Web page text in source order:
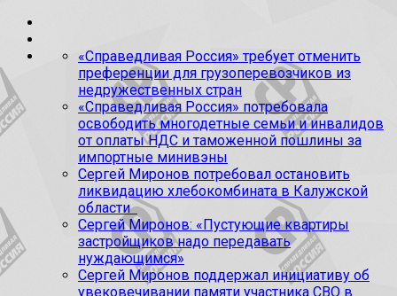
«Справедливая Россия» требует отменить
преференции для грузоперевозчиков из
недружественных стран
«Справедливая Россия» потребовала
освободить многодетные семьи и инвалидов
от оплаты НДС и таможенной пошлины за
импортные минивэны
Сергей Миронов потребовал остановить
ликвидацию хлебокомбината в Калужской
области
Сергей Миронов: «Пустующие квартиры
застройщиков надо передавать
нуждающимся»
Сергей Миронов поддержал инициативу об
увековечивании памяти участника СВО в